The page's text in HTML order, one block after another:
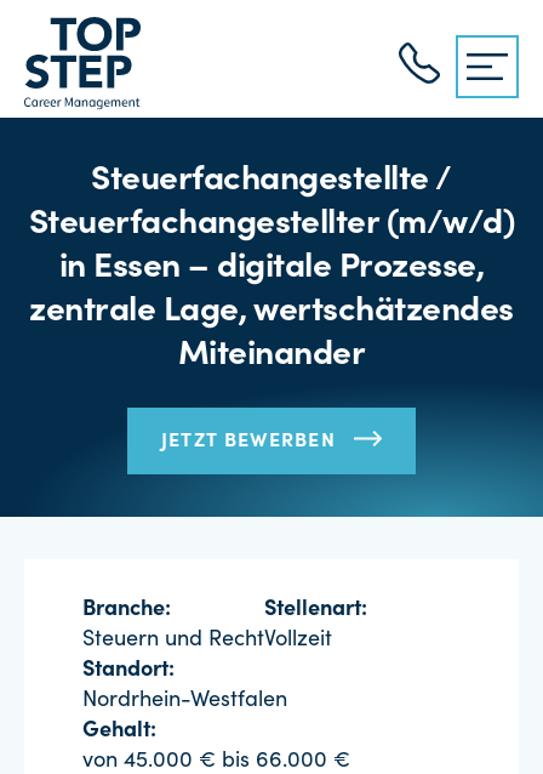
Steuerfachangestellte /
Steuerfachangestellter (m/w/d)
in Essen – digitale Prozesse,
zentrale Lage, wertschätzendes
Miteinander
JETZT BEWERBEN
Branche:
Steuern und Recht
Stellenart:
Vollzeit
Standort:
Nordrhein-Westfalen
Gehalt:
von 45.000 € bis 66.000 €